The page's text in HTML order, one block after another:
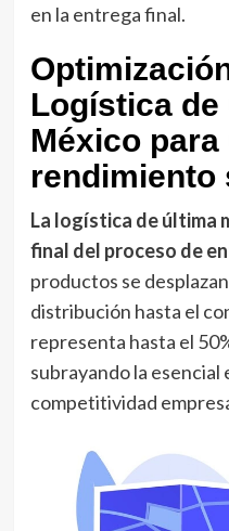
en la entrega final.
Logística
México para
rendimiento
La logística de última
final del proceso de
productos se
distribución hasta el
representa hasta el
subrayando la
competitividad